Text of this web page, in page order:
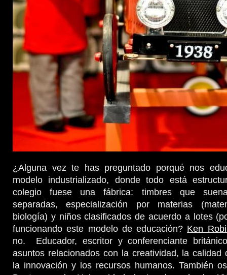
¿Alguna vez te has preguntado porqué nos
modelo industrializado, donde todo está
colegio fuese una fábrica: timbres que
separadas, especialización por materias
biología) y niños clasificados de acuerdo a lotes
funcionando este modelo de educación? Ken
no. Educador, escritor y conferenciante
asuntos relacionados con la creatividad, la calidad
la innovación y los recursos humanos. También